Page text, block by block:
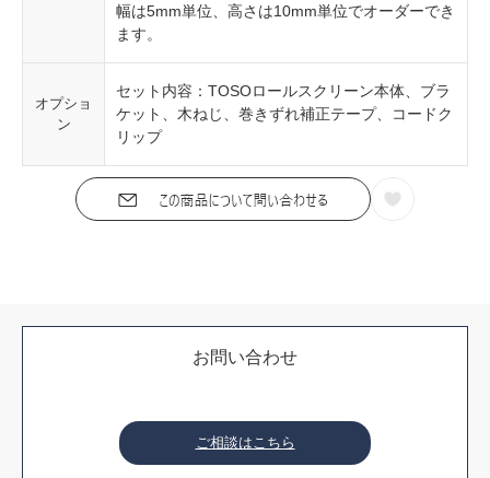
幅は5mm単位、高さは10mm単位でオーダーでき
ます。
オプショ
ン
セット内容：TOSOロールスクリーン本体、ブラ
ケット、木ねじ、巻きずれ補正テープ、コードク
リップ
お問い合わせ
ご相談はこちら